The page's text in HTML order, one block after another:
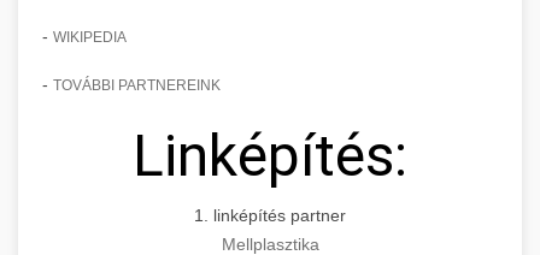
- WIKIPEDIA
- TOVÁBBI PARTNEREINK
Linképítés:
1. linképítés partner
Mellplasztika